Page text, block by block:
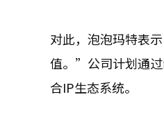
对此，泡泡玛特表
值。”公司计划通过
合IP生态系统。